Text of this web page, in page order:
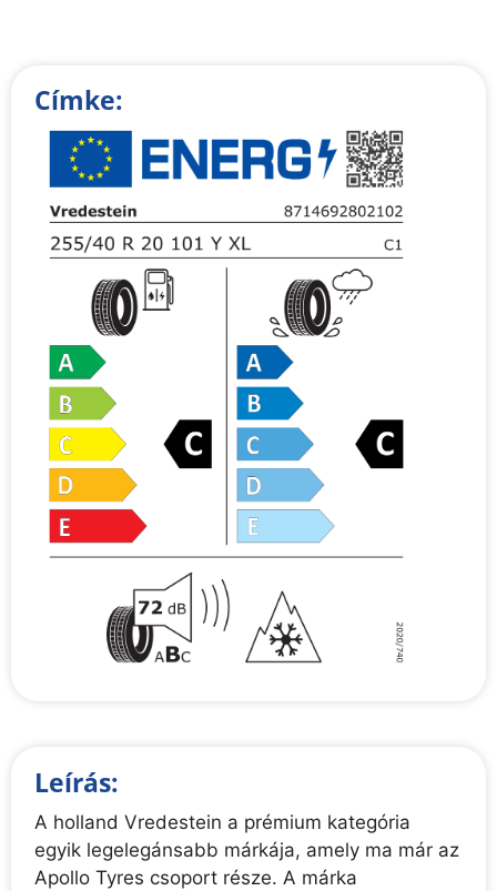
Címke:
Leírás:
A holland Vredestein a prémium kategória
egyik legelegánsabb márkája, amely ma már az
Apollo Tyres csoport része. A márka